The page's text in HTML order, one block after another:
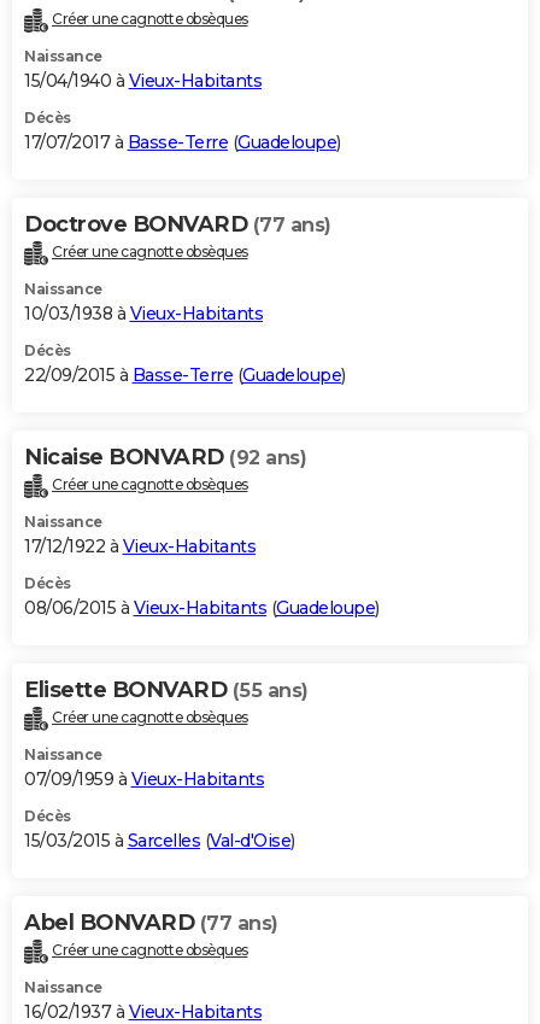
Créer une cagnotte obsèques
Naissance
15/04/1940 à Vieux-Habitants
Décès
17/07/2017 à Basse-Terre (Guadeloupe)
Doctrove BONVARD (77 ans)
Créer une cagnotte obsèques
Naissance
10/03/1938 à Vieux-Habitants
Décès
22/09/2015 à Basse-Terre (Guadeloupe)
Nicaise BONVARD (92 ans)
Créer une cagnotte obsèques
Naissance
17/12/1922 à Vieux-Habitants
Décès
08/06/2015 à Vieux-Habitants (Guadeloupe)
Elisette BONVARD (55 ans)
Créer une cagnotte obsèques
Naissance
07/09/1959 à Vieux-Habitants
Décès
15/03/2015 à Sarcelles (Val-d'Oise)
Abel BONVARD (77 ans)
Créer une cagnotte obsèques
Naissance
16/02/1937 à Vieux-Habitants